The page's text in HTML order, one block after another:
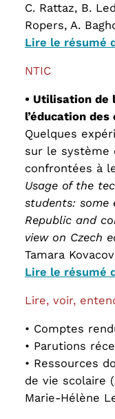
C. Rattaz, B.
Ropers, A.
Lire le résumé
NTIC
• Utilisation de
l’éducation
Quelques
sur le système
confrontées à
Usage of the
students: some
Republic and
view on Czech
Tamara
Lire le résumé
Lire, voir,
• Comptes
• Parutions
• Ressources
de vie scolaire
Marie-Hélène